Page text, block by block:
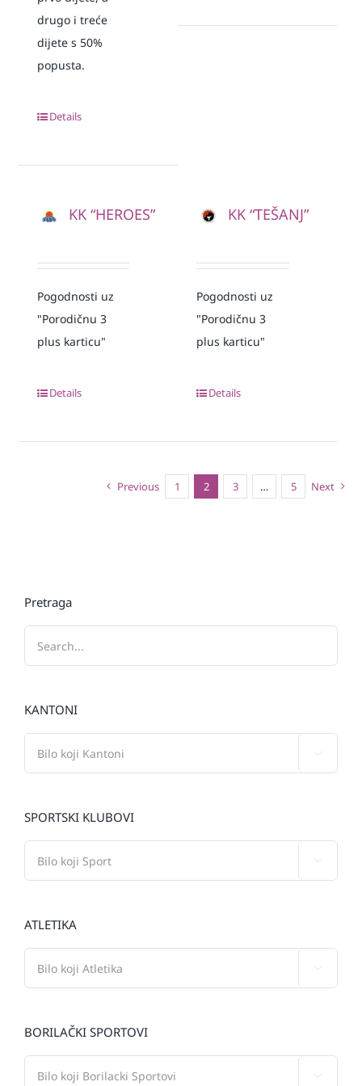
drugo i treće
dijete s 50%
popusta.
Details
KK “HEROES”
Pogodnosti uz
"Porodičnu 3
plus karticu"
Details
KK “TEŠANJ”
Pogodnosti uz
"Porodičnu 3
plus karticu"
Details
Previous 1 2 3 … 5 Next
Pretraga
KANTONI
SPORTSKI KLUBOVI
ATLETIKA
BORILAČKI SPORTOVI